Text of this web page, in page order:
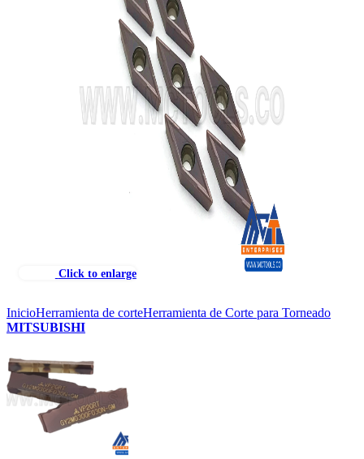
Click to enlarge
InicioHerramienta de corteHerramienta de Corte para Torneado
MITSUBISHI